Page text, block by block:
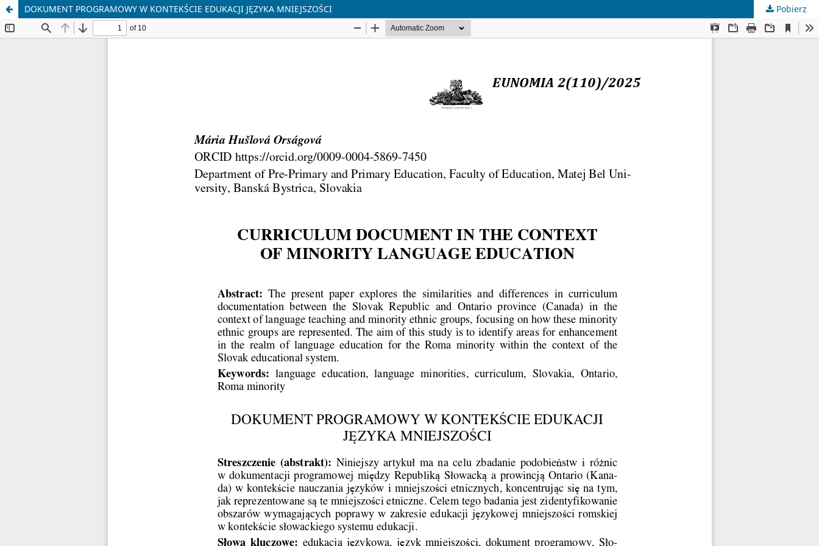
DOKUMENT PROGRAMOWY W KONTEKŚCIE EDUKACJI JĘZYKA MNIEJSZOŚCI Pobierz